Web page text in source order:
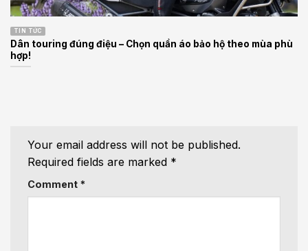
TIN TỨC
Dân touring đúng điệu – Chọn quần áo bảo hộ theo mùa phù
hợp!
Your email address will not be published.
Required fields are marked *
Comment *